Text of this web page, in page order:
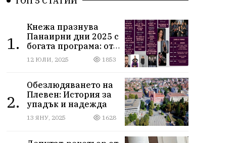
1.
Кнежа празнува
Панаирни дни 2025 с
богата програма: от
спортни турнири до
концерти под
12 ЮЛИ, 2025 1853
2.
Обезлюдяването на
Плевен: История за
упадък и надежда
13 ЯНУ, 2025 1628